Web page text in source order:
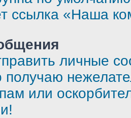
ссылка «Наша
личные
получаю
или